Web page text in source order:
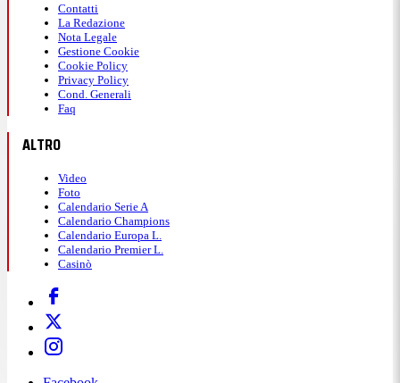
Contatti
La Redazione
Nota Legale
Gestione Cookie
Cookie Policy
Privacy Policy
Cond. Generali
Faq
ALTRO
Video
Foto
Calendario Serie A
Calendario Champions
Calendario Europa L.
Calendario Premier L.
Casinò